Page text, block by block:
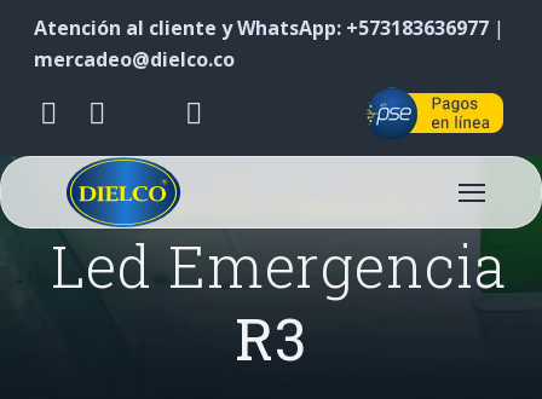
Atención al cliente y WhatsApp: +573183636977 |
mercadeo@dielco.co
ILUMINACIÓN DE EMERGENCIA
Led Emergencia
R3